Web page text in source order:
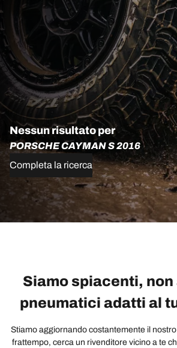
Nessun risultato per
PORSCHE CAYMAN S 2016
Completa la ricerca
Siamo spiacenti, non
pneumatici adatti al
Stiamo aggiornando costantemente il
frattempo, cerca un rivenditore vicino a te